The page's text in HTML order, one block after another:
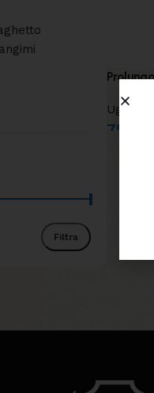
Filtra
Ugelli
75,00